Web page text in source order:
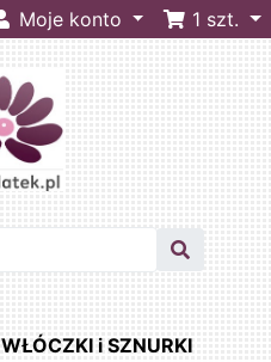
Moje konto 1 szt.
WŁÓCZKI i SZNURKI